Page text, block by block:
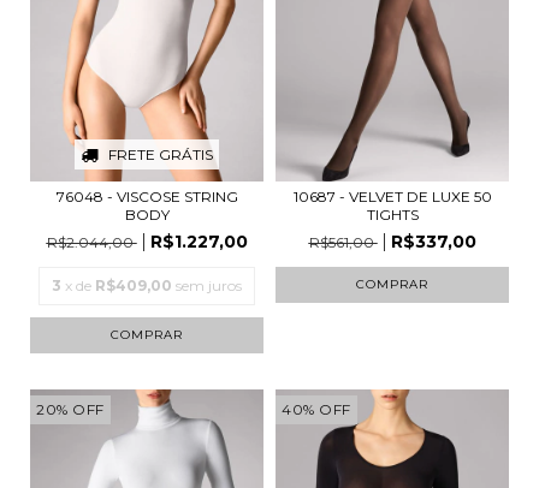
FRETE GRÁTIS
76048 - VISCOSE STRING
BODY
R$2.044,00
R$1.227,00
3 x de R$409,00 sem juros
COMPRAR
10687 - VELVET DE LUXE 50
TIGHTS
R$561,00
R$337,00
COMPRAR
20% OFF 40% OFF